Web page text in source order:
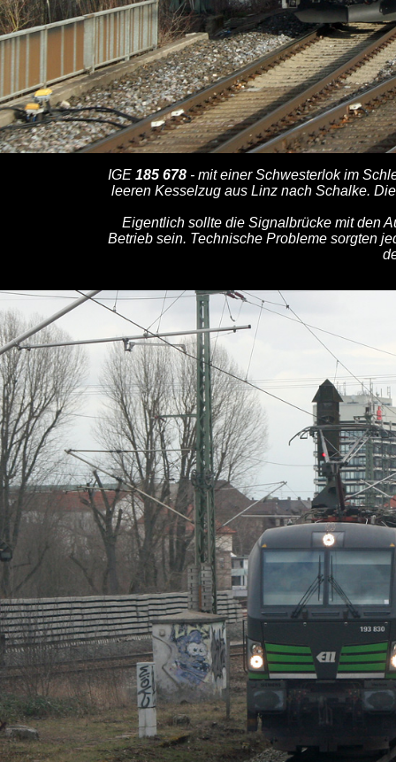
IGE 185 678 - mit einer Schwesterlok im
leeren Kesselzug aus Linz nach Schalke.
Eigentlich sollte die Signalbrücke mit den
Betrieb sein. Technische Probleme sorgten